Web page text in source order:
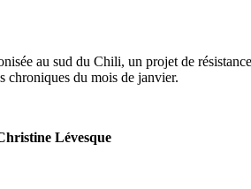
au sud du Chili, un projet de
chroniques du mois de janvier.
Lévesque